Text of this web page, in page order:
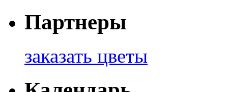
Партнеры
заказать цветы